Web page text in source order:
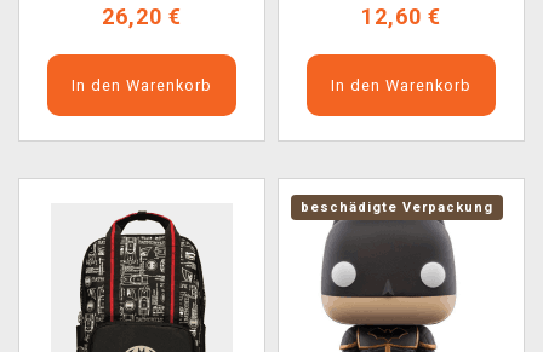
26,20 €
In den Warenkorb
12,60 €
In den Warenkorb
beschädigte Verpackung